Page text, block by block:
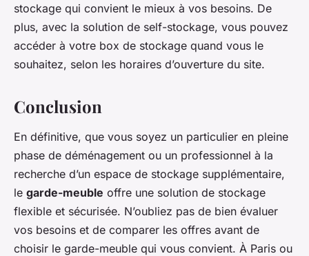
stockage qui convient le mieux à vos besoins. De
plus, avec la solution de self-stockage, vous pouvez
accéder à votre box de stockage quand vous le
souhaitez, selon les horaires d’ouverture du site.
Conclusion
En définitive, que vous soyez un particulier en pleine
phase de déménagement ou un professionnel à la
recherche d’un espace de stockage supplémentaire,
le garde-meuble offre une solution de stockage
flexible et sécurisée. N’oubliez pas de bien évaluer
vos besoins et de comparer les offres avant de
choisir le garde-meuble qui vous convient. À Paris ou